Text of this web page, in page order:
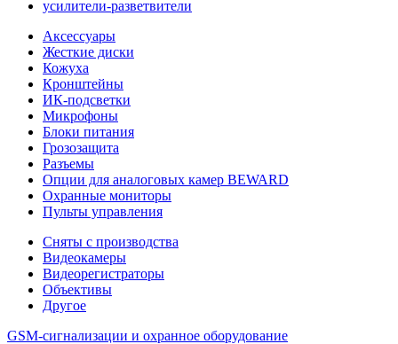
усилители-разветвители
Аксессуары
Жесткие диски
Кожуха
Кронштейны
ИК-подсветки
Микрофоны
Блоки питания
Грозозащита
Разъемы
Опции для аналоговых камер BEWARD
Охранные мониторы
Пульты управления
Сняты с производства
Видеокамеры
Видеорегистраторы
Объективы
Другое
GSM-сигнализации и охранное оборудование